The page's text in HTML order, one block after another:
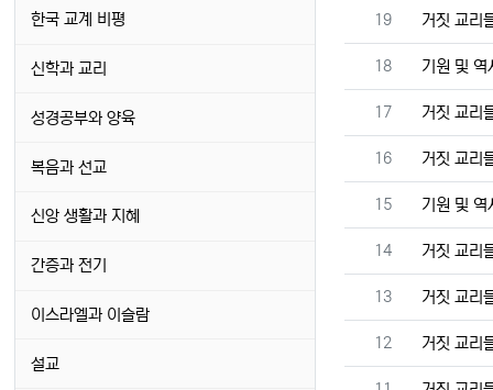
번호
19 거짓 교리
번호
18 기원 및
번호
17 거짓 교리
번호
16 거짓 교리
번호
15 기원 및
번호
14 거짓 교리
번호
13 거짓 교리
번호
12 거짓 교리
한국 교계 비평
신학과 교리
성경공부와 양육
복음과 선교
신앙 생활과 지혜
간증과 전기
이스라엘과 이슬람
설교